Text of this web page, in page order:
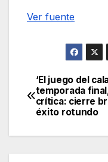
Ver fuente
de
entradas
‘El juego del
temporada
crítica: cierre
éxito rotundo